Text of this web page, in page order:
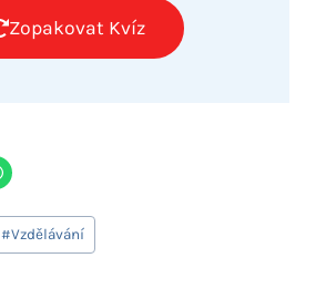
Zopakovat Kvíz
#Vzdělávání